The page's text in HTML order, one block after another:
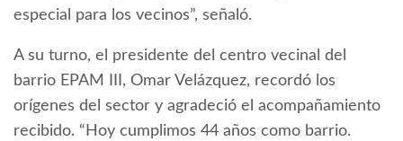
especial para los vecinos”, señaló.
A su turno, el presidente del centro vecinal del
barrio EPAM III, Omar Velázquez, recordó los
orígenes del sector y agradeció el acompañamiento
recibido. “Hoy cumplimos 44 años como barrio.